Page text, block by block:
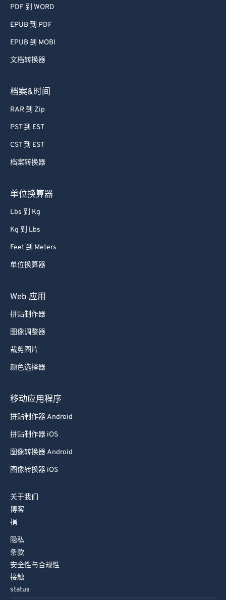
PDF 到 WORD
EPUB 到 PDF
EPUB 到 MOBI
文档转换器
档案&时间
RAR 到 Zip
PST 到 EST
CST 到 EST
档案转换器
单位换算器
Lbs 到 Kg
Kg 到 Lbs
Feet 到 Meters
单位换算器
Web 应用
拼贴制作器
图像调整器
裁剪图片
颜色选择器
移动应用程序
拼贴制作器 Android
拼贴制作器 iOS
图像转换器 Android
图像转换器 iOS
关于我们
博客
捐
隐私
条款
安全性与合规性
接触
status